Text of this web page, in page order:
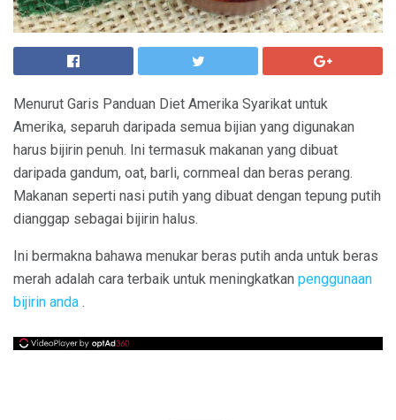
Menurut Garis Panduan Diet Amerika Syarikat untuk
Amerika, separuh daripada semua bijian yang digunakan
harus bijirin penuh. Ini termasuk makanan yang dibuat
daripada gandum, oat, barli, cornmeal dan beras perang.
Makanan seperti nasi putih yang dibuat dengan tepung putih
dianggap sebagai bijirin halus.
Ini bermakna bahawa menukar beras putih anda untuk beras
merah adalah cara terbaik untuk meningkatkan penggunaan
bijirin anda .